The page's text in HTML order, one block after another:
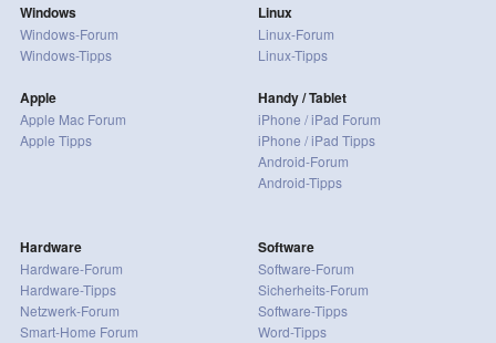
Windows
Windows-Forum
Windows-Tipps
Apple
Apple Mac Forum
Apple Tipps
Linux
Linux-Forum
Linux-Tipps
Handy / Tablet
iPhone / iPad Forum
iPhone / iPad Tipps
Android-Forum
Android-Tipps
Hardware
Hardware-Forum
Hardware-Tipps
Netzwerk-Forum
Smart-Home Forum
Software
Software-Forum
Sicherheits-Forum
Software-Tipps
Word-Tipps